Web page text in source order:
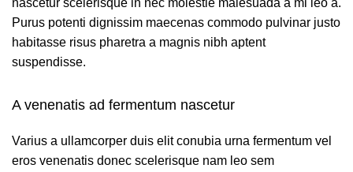
Purus potenti dignissim maecenas commodo pulvinar justo
habitasse risus pharetra a magnis nibh aptent
suspendisse.
A venenatis ad fermentum nascetur
Varius a ullamcorper duis elit conubia urna fermentum vel
eros venenatis donec scelerisque nam leo sem